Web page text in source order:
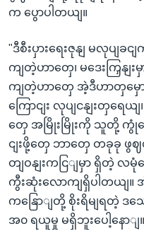
က ပွောပါတယျ။
"ဒီစီးပှားရေးဇုနျ မလုပျ
ကျတဲ့ဟာတှေ၊ မဒေးကြှနျး
ကျတဲ့ဟာတှေ အဲ့ဒီဟာတှမှော
ကြောငျး လုပျငနျးတှရေယ
တှေ အမြိုးမြိုးကို သူတို့ ကွုံ
ငျးဖို့တှေ ဘာတှေ တခုခု ဖွ
တျဝနျးကငြျမှာ ရှိတဲ့ လမုံ
ကွီးဆုံးလောကျရှိပါတယျ
ကနြောျတို့ စိုးရိမျရတဲ့
အ၀ ရယူမှု မရှိဘူးပေါ့နော